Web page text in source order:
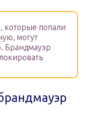
которые попали
могут
Брандмауэр